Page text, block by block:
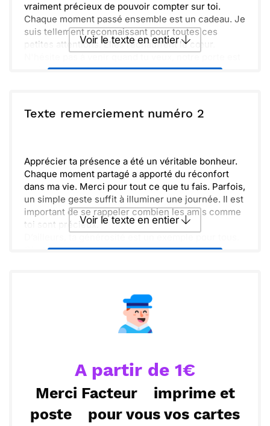
vraiment précieux de pouvoir compter sur toi.
Chaque moment passé ensemble est un cadeau. Je
suis tellement reconnaissant pour toutes ces
petites attentions. Elles réchauffent le cœur.
toujours ouverte. Un café, un bon film, ou juste
souvenirs partagés sont les plus beaux trésors que
j'ai. À très bientôt !
Voir le texte en entier
ou : Copier Recevoir par mail
Texte remerciement numéro 2
Apprécier ta présence a été un véritable bonheur.
Chaque moment partagé a apporté du réconfort
dans ma vie. Merci pour tout ce que tu fais. Parfois,
un simple geste suffit à illuminer une journée. Il est
important de se rappeler combien les amis comme
toi sont précieux.
C’est vraiment encourageant de te voir toujours
Voir le texte en entier
Envoyer via Whatsapp
A partir de 1€
Merci Facteur
imprime et
poste
pour vous vos cartes